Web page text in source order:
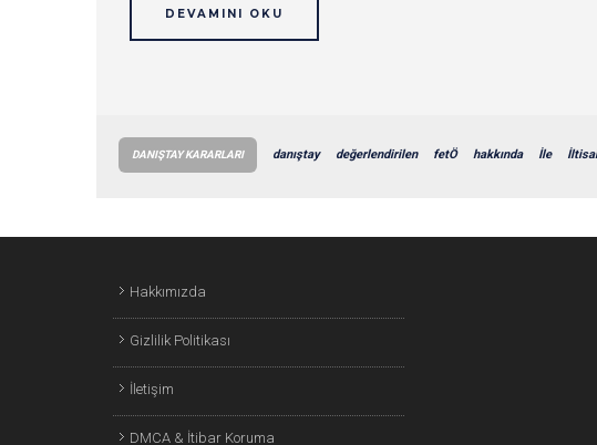
DEVAMINI OKU
DANIŞTAY KARARLARI danıştay değerlendirilen fetÖ hakkında İle
Hakkımızda
Gizlilik Politikası
İletişim
DMCA & İtibar Koruma